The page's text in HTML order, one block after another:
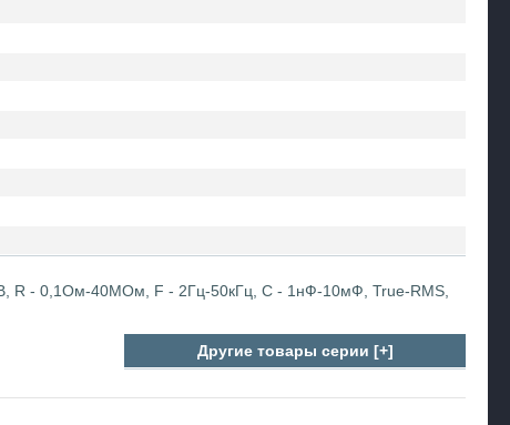
R - 0,1Ом-40МОм, F - 2Гц-50кГц, C - 1нФ-10мФ, True-RMS,
Другие товары серии [+]